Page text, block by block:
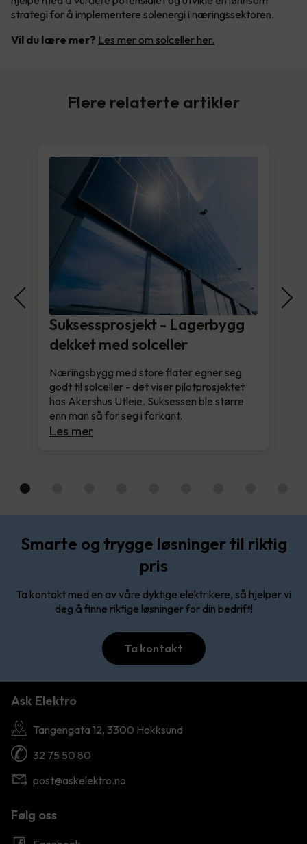
strategi for å implementere solenergi i næringssektoren.
Vil du lære mer? Les mer om solceller her.
Flere relaterte artikler
Suksessprosjekt - Lagerbygg
dekket med solceller
Næringsbygg med store flater egner seg
godt til solceller - det viser pilotprosjektet
hos Akershus Utleie. Suksessen ble større
enn man så for seg i forkant.
Les mer
Smarte og trygge løsninger til riktig
pris
Ta kontakt med en av våre dyktige elektrikere, så hjelper vi
deg å finne riktige løsninger for din bedrift!
Ta kontakt
Ask Elektro
Tangengata 12, 3300 Hokksund
32 75 50 80
post@askelektro.no
Følg oss